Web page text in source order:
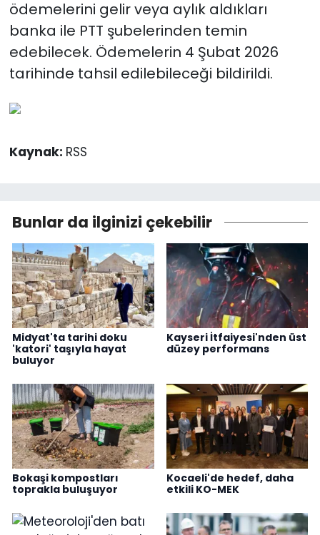
ödemelerini gelir veya aylık aldıkları
banka ile PTT şubelerinden temin
edebilecek. Ödemelerin 4 Şubat 2026
tarihinde tahsil edilebileceği bildirildi.
Kaynak: RSS
Bunlar da ilginizi çekebilir
Midyat'ta tarihi doku
'katori' taşıyla hayat
buluyor
Kayseri İtfaiyesi'nden üst
düzey performans
Bokaşi kompostları
toprakla buluşuyor
Kocaeli'de hedef, daha
etkili KO-MEK